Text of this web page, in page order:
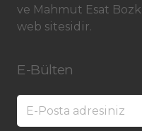
ve Mahmut Esat
web sitesidir.
E-Bülten